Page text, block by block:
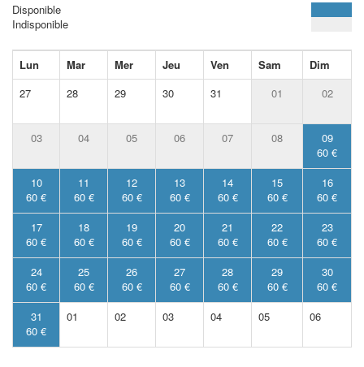
Disponible
Indisponible
Lun Mar Mer Jeu Ven Sam
Dim
27
28 29 30 31 01 02
03 04 05 06 07 08
09
60 €
10
60 €
11
60 €
12
60 €
13
60 €
14
60 €
15
60 €
16
60 €
17
60 €
18
60 €
19
60 €
20
60 €
21
60 €
22
60 €
23
60 €
24
60 €
25
60 €
26
60 €
27
60 €
28
60 €
29
60 €
30
60 €
31
60 €
01 02 03 04 05 06